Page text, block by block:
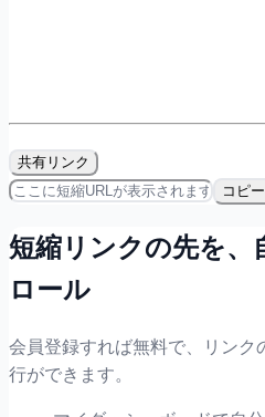
共有リンク
コピー
短縮リンクの先を、
ロール
会員登録すれば無料で、リンク
行ができます。